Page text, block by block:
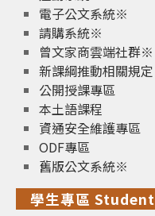
電子公文系統※
請購系統※
曾文家商雲端社群※
新課綱推動相關規定
公開授課專區
本土語課程
資通安全維護專區
ODF專區
舊版公文系統※
學生專區 Student